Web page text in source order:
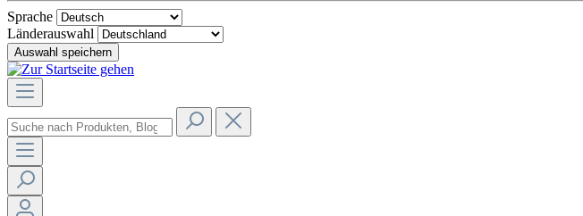
Sprache
Länderauswahl
Auswahl speichern